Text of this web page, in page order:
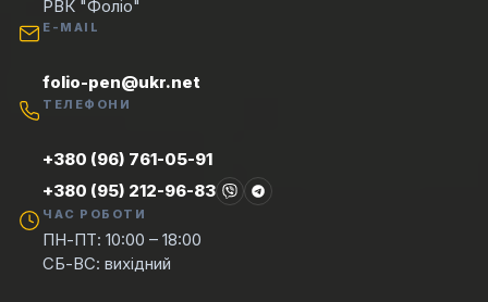
РВК "Фоліо"
E-MAIL
folio-pen@ukr.net
ТЕЛЕФОНИ
+380 (96) 761-05-91
+380 (95) 212-96-83
ЧАС РОБОТИ
ПН-ПТ: 10:00 – 18:00
СБ-ВС: вихідний